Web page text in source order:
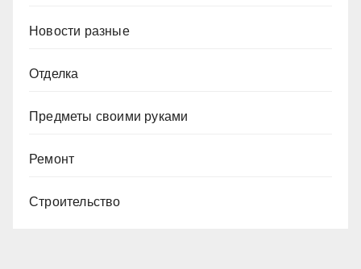
Новости разные
Отделка
Предметы своими руками
Ремонт
Строительство